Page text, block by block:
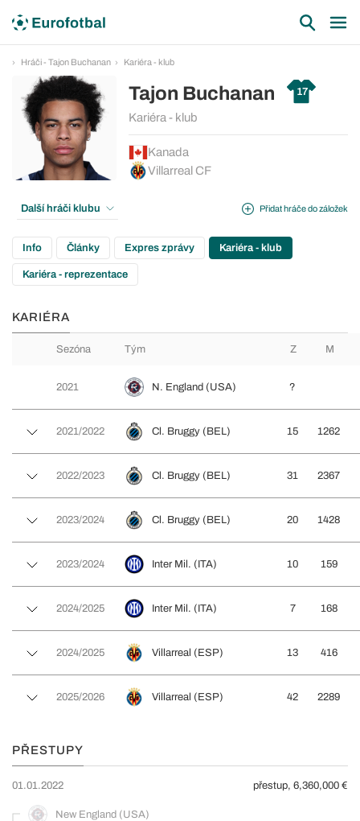
Hráči - Tajon Buchanan Kariéra - klub
Tajon Buchanan 17
Kariéra - klub
Kanada
Villarreal CF
Přidat hráče do záložek
Další hráči klubu
Info Články Expres zprávy Kariéra - klub
Kariéra - reprezentace
KARIÉRA
Sezóna Tým Z M
2021 N. England (USA) ?
2021/2022 Cl. Bruggy (BEL) 15 1262
2022/2023 Cl. Bruggy (BEL) 31 2367
2023/2024 Cl. Bruggy (BEL) 20 1428
2023/2024 Inter Mil. (ITA) 10 159
2024/2025 Inter Mil. (ITA) 7 168
2024/2025 Villarreal (ESP) 13 416
2025/2026 Villarreal (ESP) 42 2289
PŘESTUPY
01.01.2022
New England (USA)
přestup, 6,360,000 €